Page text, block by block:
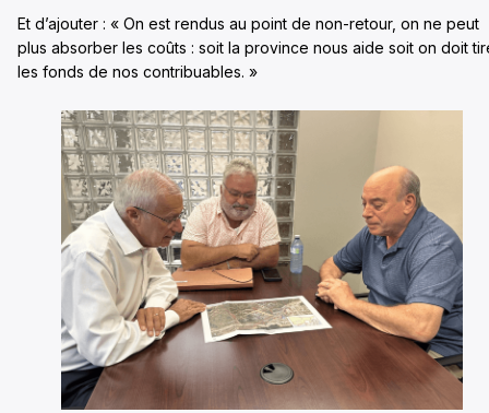
Et d’ajouter : « On est rendus au point de non-retour, on ne peut
plus absorber les coûts : soit la province nous aide soit on doit
les fonds de nos contribuables. »